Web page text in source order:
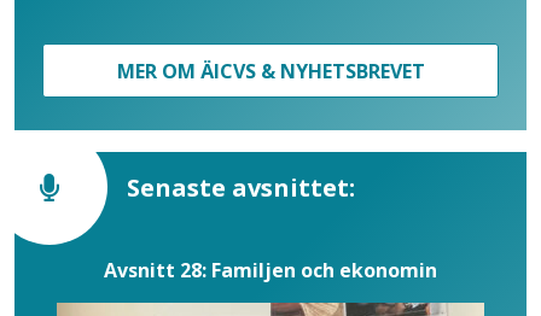
MER OM ÄICVS & NYHETSBREVET
Senaste avsnittet:
Avsnitt 28: Familjen och ekonomin